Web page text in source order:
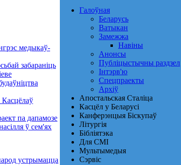
медыкаў-
забараніць
па дапамозе
ў сем'ях
устрымацца
Галоўная
Беларусь
Ватыкан
Замежжа
Навіны
Анонсы
Публіцыстычны раздзел
Інтэрв'ю
Спецпраекты
Архіў
Апостальская Сталіца
Касцёл у Беларусі
Канферэнцыя Біскупаў
Літургія
Бібліятэка
Для СМІ
Мультымедыя
Сэрвіс